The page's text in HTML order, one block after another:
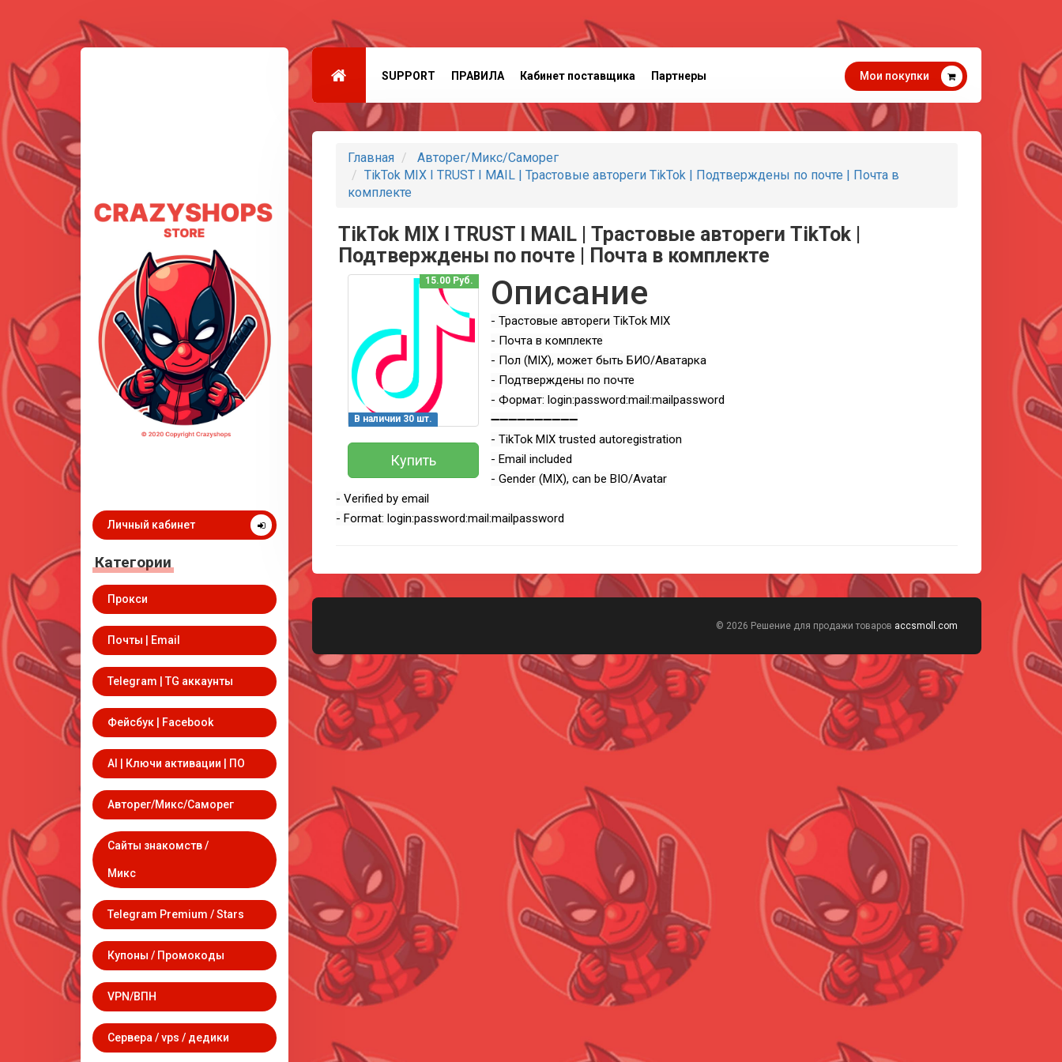
Личный кабинет
Категории
Прокси
Почты | Email
Telegram | TG аккаунты
Фейсбук | Facebook
AI | Ключи активации | ПО
Авторег/Микс/Саморег
Сайты знакомств /
Микс
Telegram Premium / Stars
Купоны / Промокоды
VPN/ВПН
Сервера / vps / дедики
SUPPORT ПРАВИЛА Кабинет поставщика Партнеры Мои покупки
Главная
Авторег/Микс/Саморег
TikTok MIX I TRUST I MAIL | Трастовые автореги TikTok | Подтверждены по почте | Почта в
комплекте
TikTok MIX I TRUST I MAIL | Трастовые автореги TikTok |
Подтверждены по почте | Почта в комплекте
В наличии 30 шт.
15.00 Руб.
Купить
Описание
- Трастовые автореги TikTok MIX
- Почта в комплекте
- Пол (MIX), может быть БИО/Аватарка
- Подтверждены по почте
- Формат: login:password:mail:mailpassword
➖➖➖➖➖➖➖➖➖➖
- TikTok MIX trusted autoregistration
- Email included
- Gender (MIX), can be BIO/Avatar
- Verified by email
- Format: login:password:mail:mailpassword
© 2026 Решение для продажи товаров accsmoll.com
Всего товара в корзине
(шт)
Сумма к оплате (без скидок)
Руб.